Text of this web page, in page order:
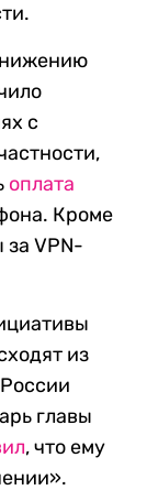
с
оплата
Кроме
за VPN-
из
главы
, что ему